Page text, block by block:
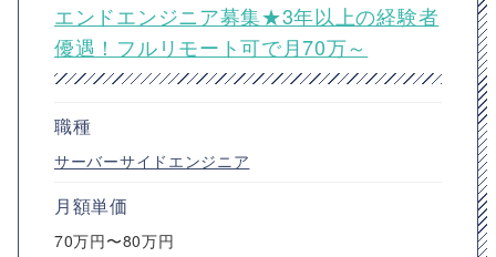
エンドエンジニア募集★3年以上の経験者
優遇！フルリモート可で月70万～
職種
サーバーサイドエンジニア
月額単価
70万円〜80万円